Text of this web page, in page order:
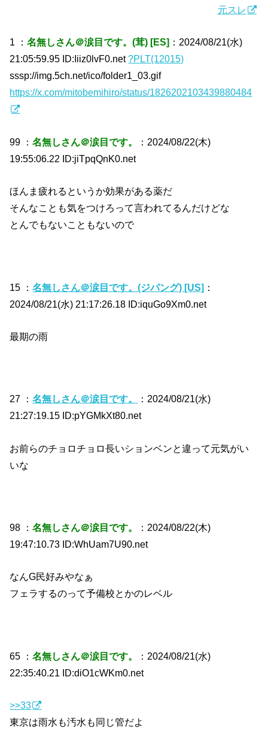
元スレ
1 ：名無しさん＠涙目です。(茸) [ES] ：2024/08/21(水)
21:05:59.95 ID:Iiiz0lvF0.net?PLT(12015)
sssp://img.5ch.net/ico/folder1_03.gif
https://x.com/mitobemihiro/status/1826202103439880484
99 ：名無しさん＠涙目です。
：2024/08/22(木)
19:55:06.22 ID:jiTpqQnK0.net
ほんま疲れるというか効果がある薬だ
そんなことも気をつけろって言われてるんだけどな
とんでもないこともないので
15 ：名無しさん＠涙目です。(ジパング) [US] ：
2024/08/21(水) 21:17:26.18 ID:iquGo9Xm0.net
最期の雨
27 ：名無しさん＠涙目です。
：2024/08/21(水)
21:27:19.15 ID:pYGMkXt80.net
お前らのチョロチョロ長いションベンと違って元気がい
いな
98 ：名無しさん＠涙目です。
：2024/08/22(木)
19:47:10.73 ID:WhUam7U90.net
なんG民好みやなぁ
フェラするのって予備校とかのレベル
65 ：名無しさん＠涙目です。
：2024/08/21(水)
22:35:40.21 ID:diO1cWKm0.net
>>33
東京は雨水も汚水も同じ管だよ